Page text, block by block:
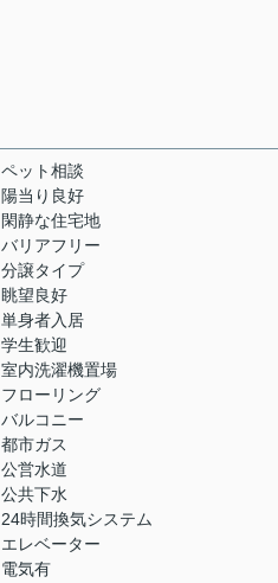
ペット相談
陽当り良好
閑静な住宅地
バリアフリー
分譲タイプ
眺望良好
単身者入居
学生歓迎
室内洗濯機置場
フローリング
バルコニー
都市ガス
公営水道
公共下水
24時間換気システム
エレベーター
電気有